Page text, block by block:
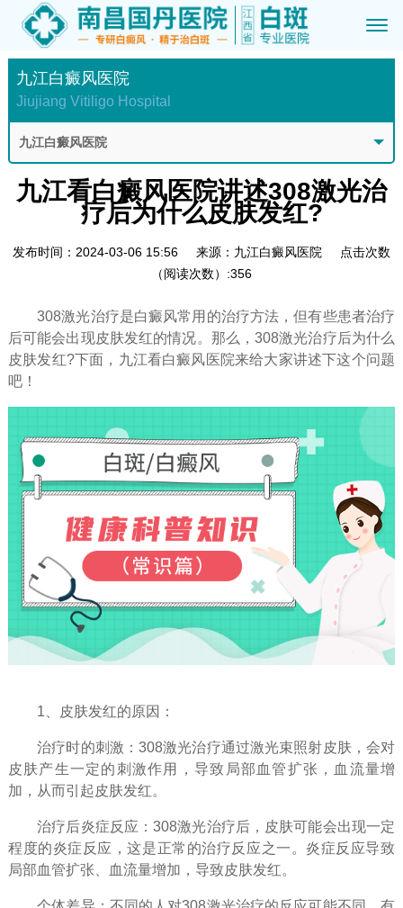
九江白癜风医院
Jiujiang Vitiligo Hospital
九江白癜风医院
九江看白癜风医院讲述308激光治
疗后为什么皮肤发红?
发布时间：2024-03-06 15:56 来源：九江白癜风医院
点击次数
（阅读次数）:356
308激光治疗是白癜风常用的治疗方法，但有些患者治疗
后可能会出现皮肤发红的情况。那么，308激光治疗后为什么
皮肤发红?下面，九江看白癜风医院来给大家讲述下这个问题
吧！
1、皮肤发红的原因：
治疗时的刺激：308激光治疗通过激光束照射皮肤，会对
皮肤产生一定的刺激作用，导致局部血管扩张，血流量增
加，从而引起皮肤发红。
治疗后炎症反应：308激光治疗后，皮肤可能会出现一定
程度的炎症反应，这是正常的治疗反应之一。炎症反应导致
局部血管扩张、血流量增加，导致皮肤发红。